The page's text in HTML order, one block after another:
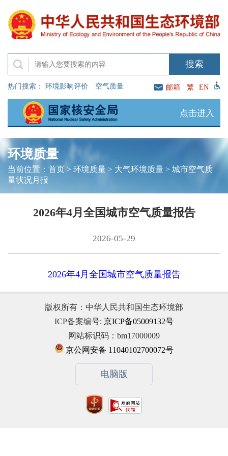
热门搜索： 环境影响评价 空气质量 邮箱 繁 EN
点击进入
环境质量
当前位置： 首页> 环境质量> 大气环境质量> 城市空气质
量状况月报
2026年4月全国城市空气质量报告
2026-05-29
2026年4月全国城市空气质量报告
版权所有：中华人民共和国生态环境部
ICP备案编号: 京ICP备05009132号
网站标识码：bm17000009
京公网安备 11040102700072号
电脑版